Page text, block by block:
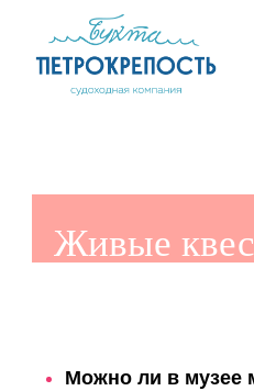
Живые
Можно ли в музее